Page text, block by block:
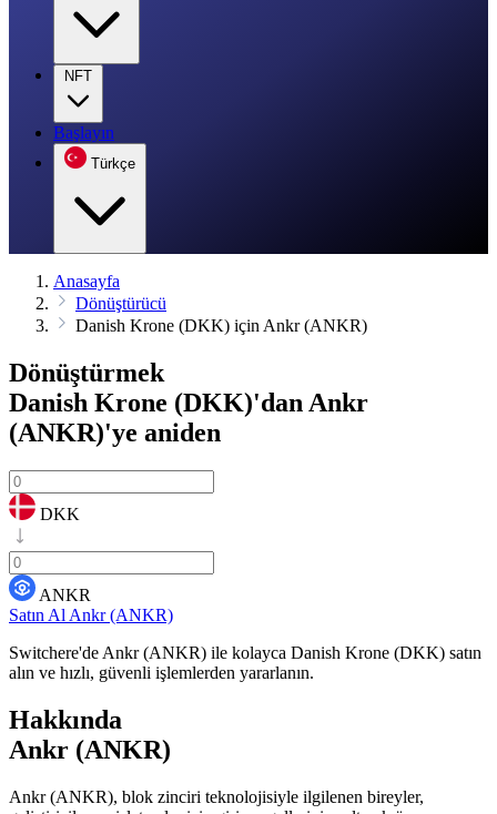
NFT
Başlayın
Türkçe
Anasayfa
Dönüştürücü
Danish Krone (DKK) için Ankr (ANKR)
Dönüştürmek
Danish Krone (DKK)'dan Ankr
(ANKR)'ye aniden
DKK
ANKR
Satın Al Ankr (ANKR)
Switchere'de Ankr (ANKR) ile kolayca Danish Krone (DKK) satın
alın ve hızlı, güvenli işlemlerden yararlanın.
Hakkında
Ankr (ANKR)
Ankr (ANKR), blok zinciri teknolojisiyle ilgilenen bireyler,